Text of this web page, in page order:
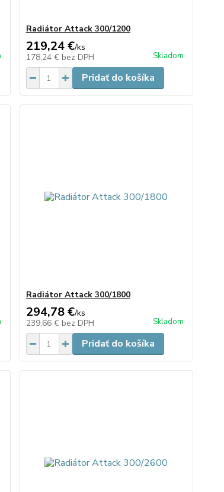
Radiátor Attack 300/1200
219,24 €/ks
178,24 € bez DPH Skladom
Pridať do košíka
Radiátor Attack 300/1800
294,78 €/ks
239,66 € bez DPH Skladom
Pridať do košíka